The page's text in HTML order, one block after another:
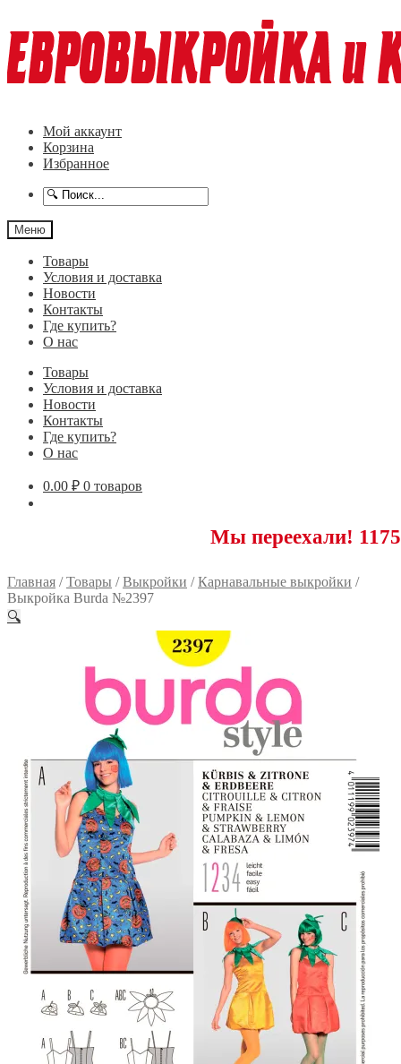
к
навигации
к
содержимому
Мой аккаунт
Корзина
Избранное
Меню
Товары
Условия и доставка
Новости
Контакты
Где купить?
О нас
Товары
Условия и доставка
Новости
Контакты
Где купить?
О нас
0.00 ₽ 0 товаров
Мы переехали! 117593
Главная /Товары /Выкройки /Карнавальные выкройки /
Выкройка Burda №2397
🔍